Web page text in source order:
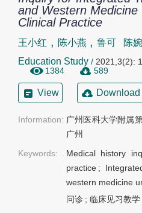
and Western
Clinical Practice
王小红 , 陈小燕 ,鲁可 陈
Education Study / 2021,3(2):
1384
589
View
Information: 广州医科大学附属
广州
Keywords:
Medical history
practice ;
western medicine
问诊 ; 临床见习教学